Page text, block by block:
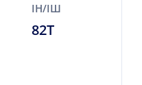
ІН/ІШ
82T